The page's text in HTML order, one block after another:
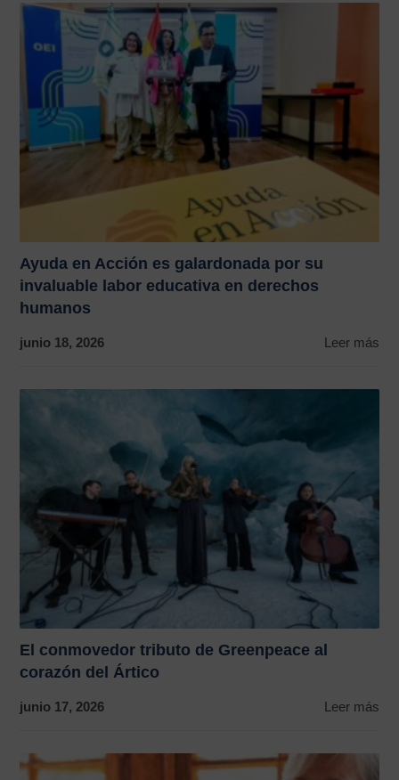
Ayuda en Acción es galardonada por su
invaluable labor educativa en derechos
humanos
junio 18, 2026 Leer más
El conmovedor tributo de Greenpeace al
corazón del Ártico
junio 17, 2026 Leer más